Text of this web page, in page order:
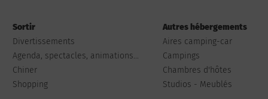
Sortir
Divertissements
Agenda, spectacles, animations...
Chiner
Shopping
Autres hébergements
Aires camping-car
Campings
Chambres d'hôtes
Studios - Meublés